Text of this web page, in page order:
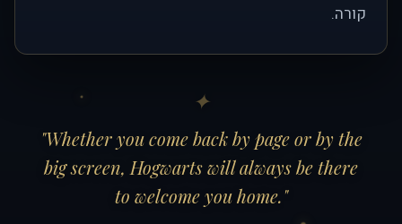
קורה.
"Whether you come back by page or by the
big screen, Hogwarts will always be there
to welcome you home."